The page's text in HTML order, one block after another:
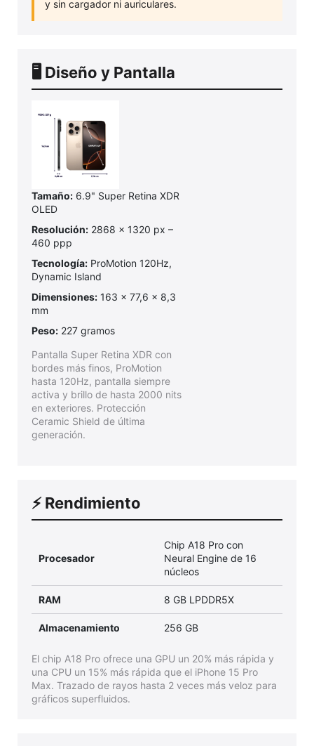
y sin cargador ni auriculares.
🖥️ Diseño y Pantalla
Tamaño: 6.9" Super Retina XDR
OLED
Resolución: 2868 x 1320 px –
460 ppp
Tecnología: ProMotion 120Hz,
Dynamic Island
Dimensiones: 163 x 77,6 x 8,3
mm
Peso: 227 gramos
Pantalla Super Retina XDR con
bordes más finos, ProMotion
hasta 120Hz, pantalla siempre
activa y brillo de hasta 2000 nits
en exteriores. Protección
Ceramic Shield de última
generación.
⚡ Rendimiento
Procesador
Chip A18 Pro con
Neural Engine de 16
núcleos
RAM 8 GB LPDDR5X
Almacenamiento 256 GB
El chip A18 Pro ofrece una GPU un 20% más rápida y
una CPU un 15% más rápida que el iPhone 15 Pro
Max. Trazado de rayos hasta 2 veces más veloz para
gráficos superfluidos.